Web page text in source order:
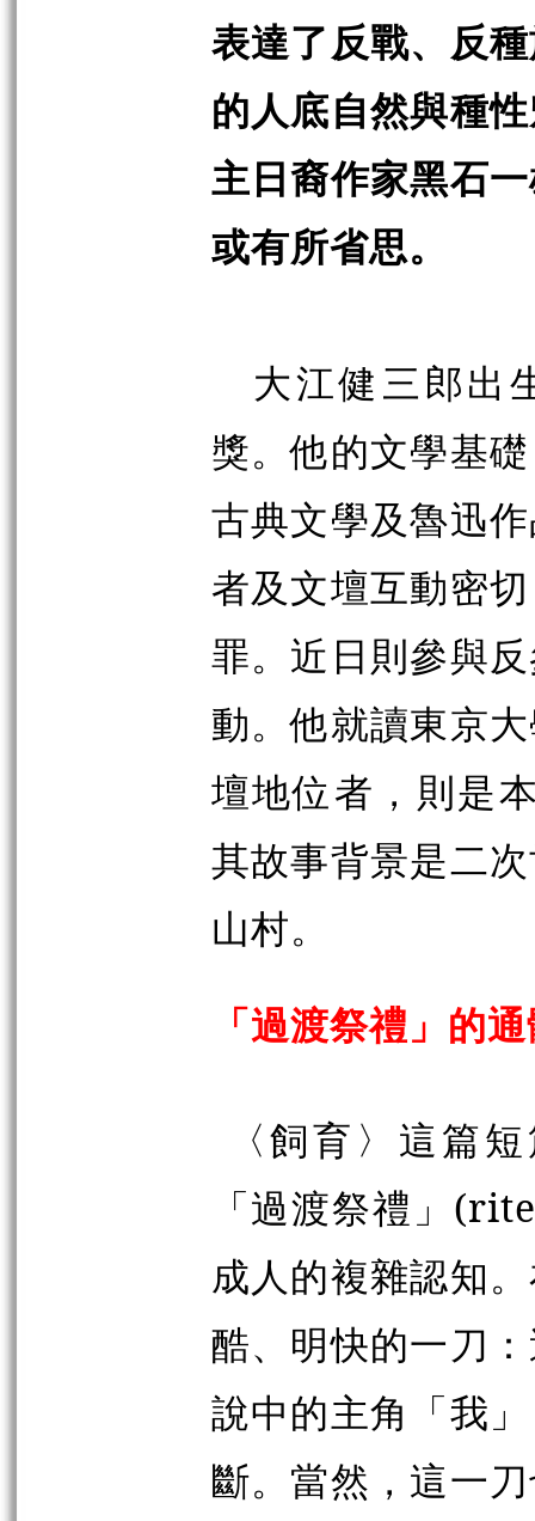
表達了反戰、反
的人底自然與種
主日裔作家黑石
或有所省思。
大江健三郎出
獎。他的文學基
古典文學及魯迅
者及文壇互動密
罪。近日則參與
動。他就讀東京
壇地位者，則是
其故事背景是二
山村。
「過渡祭禮」的
〈飼育〉這篇
「過渡祭禮」
成人的複雜認知
酷、明快的一刀
說中的主角「我
斷。當然，這一